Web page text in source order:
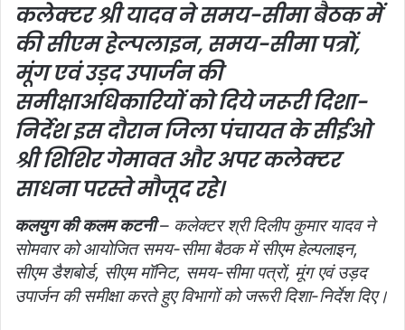
कलेक्‍टर श्री यादव ने समय-सीमा बैठक में
की सीएम हेल्पलाइन, समय-सीमा पत्रों,
मूंग एवं उड़द उपार्जन की
समीक्षाअधिकारियों को दिये जरूरी दिशा-
निर्देशइस दौरान जिला पंचायत के सीईओ
श्री शिशिर गेमावत और अपर कलेक्‍टर
साधना परस्‍ते मौजूद रहे।
कलयुग की कलम कटनी– कलेक्‍टर श्री दिलीप कुमार यादव ने
सोमवार को आयोजित समय-सीमा बैठक में सीएम हेल्पलाइन,
सीएम डैशबोर्ड, सीएम मॉनिट, समय-सीमा पत्रों, मूंग एवं उड़द
उपार्जन की समीक्षा करते हुए विभागों को जरूरी दिशा-निर्देश दिए।